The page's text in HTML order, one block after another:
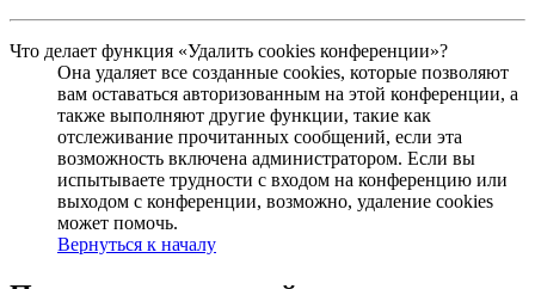
Что делает функция «Удалить cookies конференции»?
Она удаляет все созданные cookies, которые позволяют
вам оставаться авторизованным на этой конференции, а
также выполняют другие функции, такие как
отслеживание прочитанных сообщений, если эта
возможность включена администратором. Если вы
испытываете трудности с входом на конференцию или
выходом с конференции, возможно, удаление cookies
может помочь.
Вернуться к началу